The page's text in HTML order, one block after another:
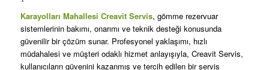
Karayolları Mahallesi Creavit Servis, gömme rezervuar
sistemlerinin bakımı, onarımı ve teknik desteği konusunda
güvenilir bir çözüm sunar. Profesyonel yaklaşımı, hızlı
müdahalesi ve müşteri odaklı hizmet anlayışıyla, Creavit Servis,
kullanıcıların güvenini kazanmış ve tercih edilen bir servis